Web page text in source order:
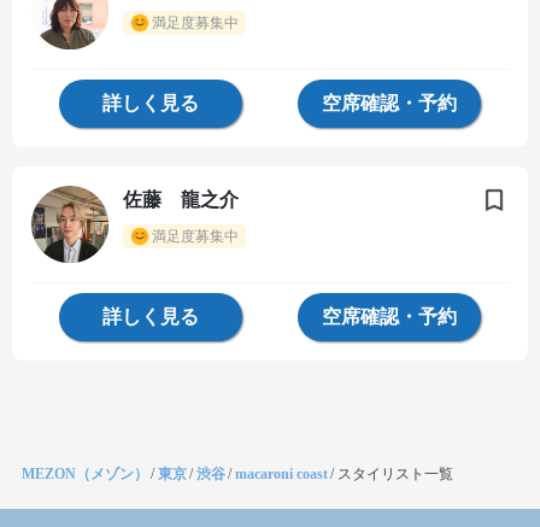
満足度募集中
詳しく見る 空席確認・予約
佐藤 龍之介
満足度募集中
詳しく見る 空席確認・予約
MEZON（メゾン） /東京/渋谷/macaroni coast/ スタイリスト一覧